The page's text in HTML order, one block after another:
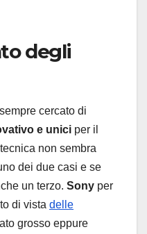
degli
cercato di
e unici per il
non sembra
dei due casi e se
un terzo. Sony per
di vista delle
grosso eppure